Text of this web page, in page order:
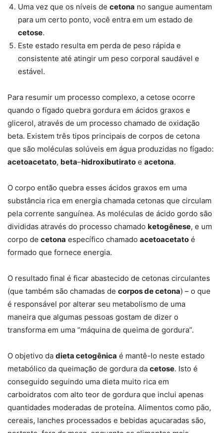
Uma vez que os níveis de cetona no sangue aumentam
para um certo ponto, você entra em um estado de
cetose.
Este estado resulta em perda de peso rápida e
consistente até atingir um peso corporal saudável e
estável.
Para resumir um processo complexo, a cetose ocorre
quando o fígado quebra gordura em ácidos graxos e
glicerol, através de um processo chamado de oxidação
beta. Existem três tipos principais de corpos de cetona
que são moléculas solúveis em água produzidas no fígado:
acetoacetato, beta–hidroxibutirato e acetona.
O corpo então quebra esses ácidos graxos em uma
substância rica em energia chamada cetonas que circulam
pela corrente sanguínea. As moléculas de ácido gordo são
divididas através do processo chamado ketogênese, e um
corpo de cetona específico chamado acetoacetato é
formado que fornece energia.
O resultado final é ficar abastecido de cetonas circulantes
(que também são chamadas de corpos de cetona) – o que
é responsável por alterar seu metabolismo de uma
maneira que algumas pessoas gostam de dizer o
transforma em uma “máquina de queima de gordura”.
O objetivo da dieta cetogênica é mantê-lo neste estado
metabólico da queimação de gordura da cetose. Isto é
conseguido seguindo uma dieta muito rica em
carboidratos com alto teor de gordura que inclui apenas
quantidades moderadas de proteína. Alimentos como pão,
cereais, lanches processados ​​e bebidas açucaradas são,